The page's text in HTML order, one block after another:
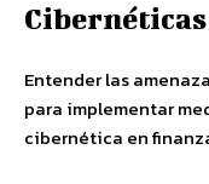
Entender las
para implementar
cibernética en